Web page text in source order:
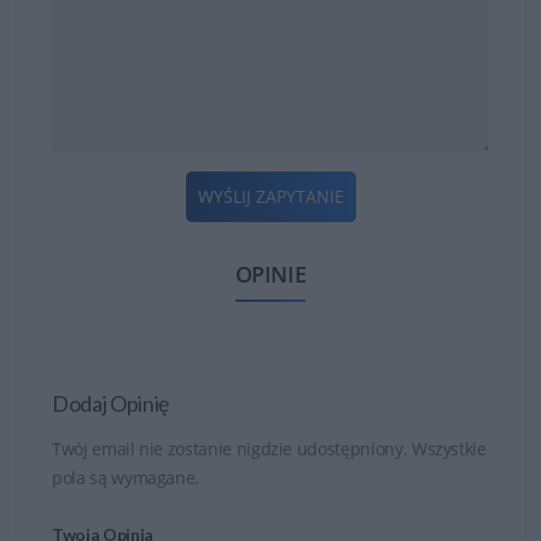
WYŚLIJ ZAPYTANIE
OPINIE
Dodaj Opinię
Twój email nie zostanie nigdzie udostępniony. Wszystkie
pola są wymagane.
Twoja Opinia